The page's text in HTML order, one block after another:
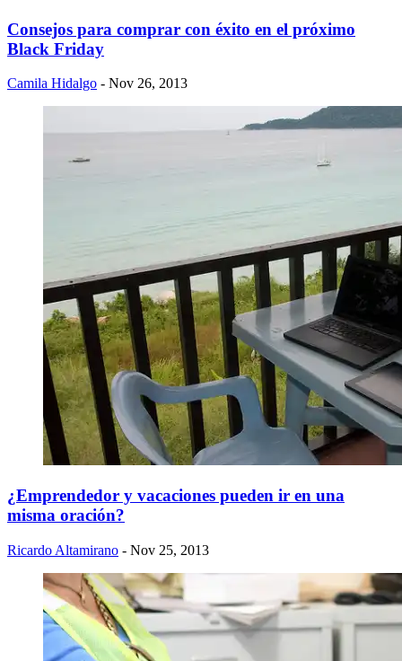
Consejos para comprar con éxito en el próximo
Black Friday
Camila Hidalgo - Nov 26, 2013
¿Emprendedor y vacaciones pueden ir en una
misma oración?
Ricardo Altamirano - Nov 25, 2013